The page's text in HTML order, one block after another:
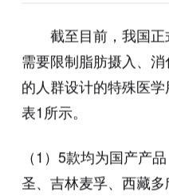
截至目前，我国
需要限制脂肪摄入、
的人群设计的特殊医
表1所示。
（1）5款均为国产产
圣、吉林麦孚、西藏